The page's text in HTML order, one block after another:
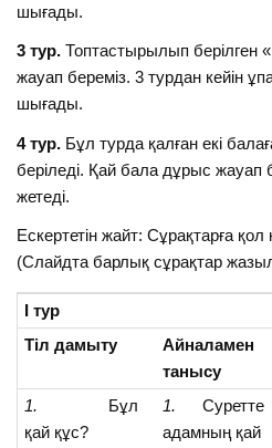
шығады.
3 тур. Топтастырылып берілген
жауап береміз. 3 турдан кейін
шығады.
4 тур. Бұл турда қалған екі
беріледі. Қай бала дұрыс жауап
жетеді.
Ескертетін жайт: Сұрақтарға қол
(Слайдта барлық сұрақтар
І тур
Тіл дамыту
Айналамен
танысу
1. Бұл
қай құс?
1.Суретте
адамның қай